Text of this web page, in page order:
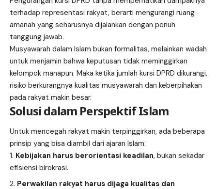
terhadap representasi rakyat, berarti mengurangi ruang
amanah yang seharusnya dijalankan dengan penuh
tanggung jawab.
Musyawarah dalam Islam bukan formalitas, melainkan wadah
untuk menjamin bahwa keputusan tidak meminggirkan
kelompok manapun. Maka ketika jumlah kursi DPRD dikurangi,
risiko berkurangnya kualitas musyawarah dan keberpihakan
pada rakyat makin besar.
Solusi dalam Perspektif Islam
Untuk mencegah rakyat makin terpinggirkan, ada beberapa
prinsip yang bisa diambil dari ajaran Islam:
Kebijakan harus berorientasi keadilan, bukan sekadar
efisiensi birokrasi.
Perwakilan rakyat harus dijaga kualitas dan